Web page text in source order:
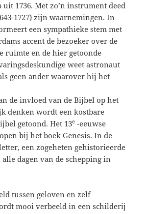
uit 1736. Met zo’n instrument deed
1727) zijn waarnemingen. In
een sympathieke stem met
accent de bezoeker over de
ruimte en de hier getoonde
weet astronaut
geen ander waarover hij het
de invloed van de Bijbel op het
denken wordt een kostbare
getoond. Het 13e -eeuwse
bij het boek Genesis. In de
een zogeheten gehistorieerde
dagen van de schepping in
tussen geloven en zelf
mooi verbeeld in een schilderij